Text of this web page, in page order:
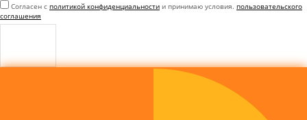
Согласен с политикой конфиденциальности и принимаю условия. пользовательского
соглашения